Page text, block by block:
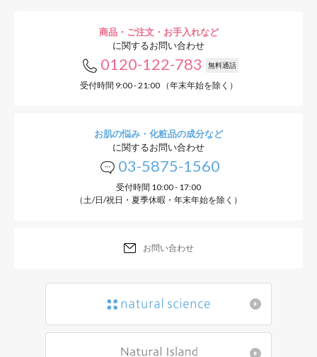
商品・ご注文・お手入れなど
に関するお問い合わせ
0120-122-783 無料通話
受付時間 9:00 - 21:00 （年末年始を除く）
お肌の悩み・化粧品の成分など
に関するお問い合わせ
03-5875-1560
受付時間 10:00 - 17:00
（土/日/祝日・夏季休暇・年末年始を除く）
お問い合わせ